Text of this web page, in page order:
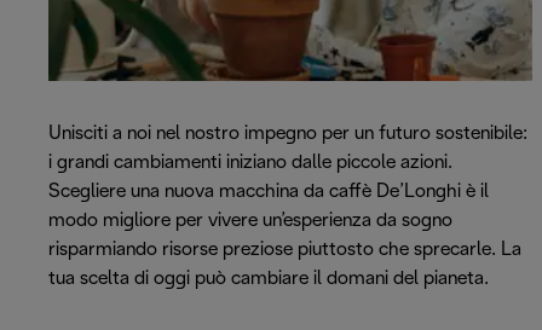
Unisciti a noi nel nostro impegno per un futuro sostenibile:
i grandi cambiamenti iniziano dalle piccole azioni.
Scegliere una nuova macchina da caffè De’Longhi è il
modo migliore per vivere un’esperienza da sogno
risparmiando risorse preziose piuttosto che sprecarle. La
tua scelta di oggi può cambiare il domani del pianeta.